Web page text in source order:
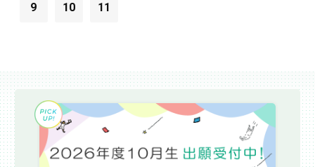
9 10 11